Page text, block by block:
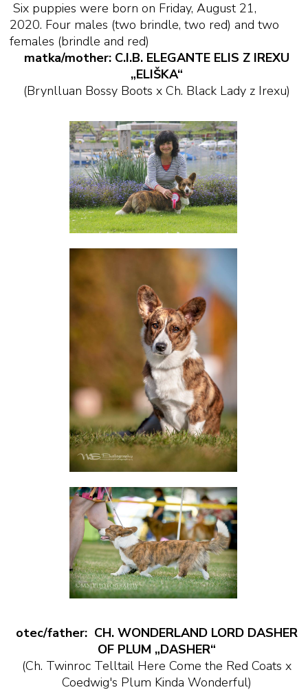
Six puppies were born on Friday, August 21,
2020. Four males (two brindle, two red) and two
females (brindle and red)
matka/mother: C.I.B. ELEGANTE ELIS Z IREXU
„ELIŠKA“
(Brynlluan Bossy Boots x Ch. Black Lady z Irexu)
otec/father: CH. WONDERLAND LORD DASHER
OF PLUM „DASHER“
(Ch. Twinroc Telltail Here Come the Red Coats x
Coedwig's Plum Kinda Wonderful)